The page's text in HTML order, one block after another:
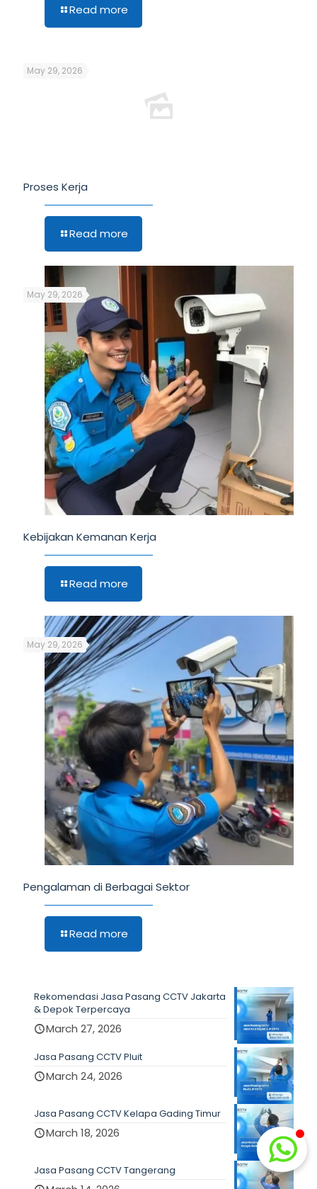
Read more
May 29, 2026
Proses Kerja
Read more
May 29, 2026
Kebijakan Kemanan Kerja
Read more
May 29, 2026
Pengalaman di Berbagai Sektor
Read more
Rekomendasi Jasa Pasang CCTV Jakarta
& Depok Terpercaya
March 27, 2026
Jasa Pasang CCTV Pluit
March 24, 2026
Jasa Pasang CCTV Kelapa Gading Timur
March 18, 2026
Jasa Pasang CCTV Tangerang